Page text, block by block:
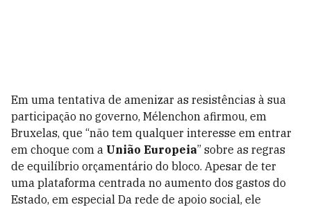
Em uma tentativa de amenizar as resistências à sua
participação no governo, Mélenchon afirmou, em
Bruxelas, que “não tem qualquer interesse em entrar
em choque com a União Europeia” sobre as regras
de equilíbrio orçamentário do bloco. Apesar de ter
uma plataforma centrada no aumento dos gastos do
Estado, em especial Da rede de apoio social, ele